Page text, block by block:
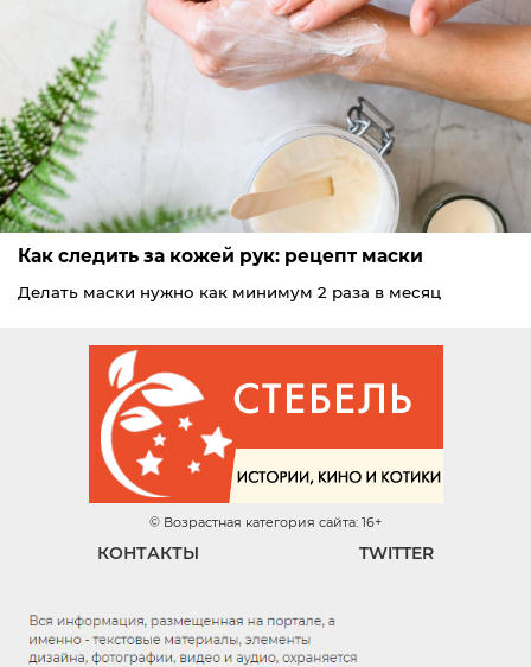
Как следить за кожей рук: рецепт маски
Делать маски нужно как минимум 2 раза в месяц
© Возрастная категория сайта: 16+
КОНТАКТЫ TWITTER